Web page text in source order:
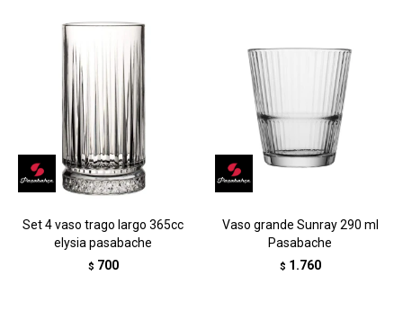
Set 4 vaso trago largo 365cc
elysia pasabache
$ 700
Vaso grande Sunray 290 ml
Pasabache
$ 1.760